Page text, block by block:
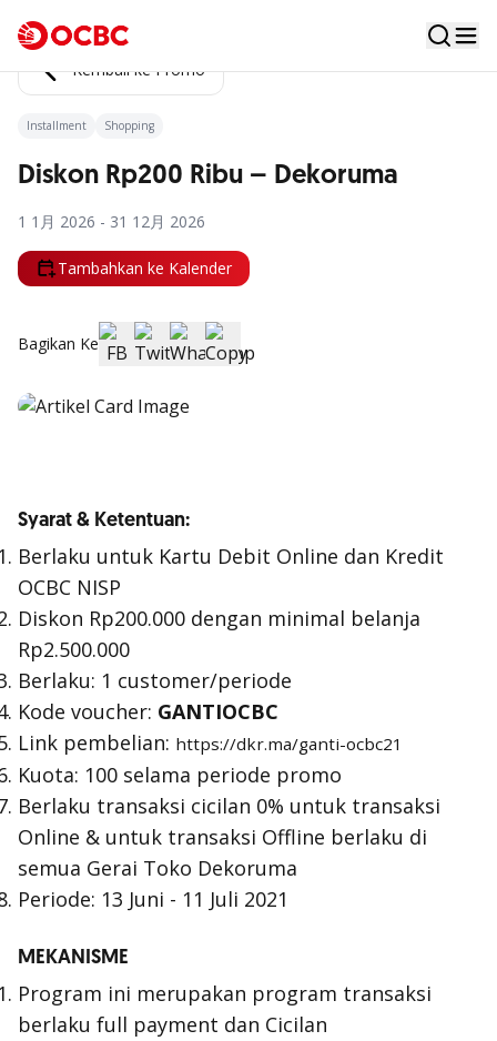
Kembali ke Promo
Installment Shopping
Diskon Rp200 Ribu – Dekoruma
1 1月 2026 - 31 12月 2026
Tambahkan ke Kalender
Bagikan Ke
Syarat & Ketentuan:
Berlaku untuk Kartu Debit Online dan Kredit
OCBC NISP
Diskon Rp200.000 dengan minimal belanja
Rp2.500.000
Berlaku: 1 customer/periode
Kode voucher: GANTIOCBC
Link pembelian: https://dkr.ma/ganti-ocbc21
Kuota: 100 selama periode promo
Berlaku transaksi cicilan 0% untuk transaksi
Online & untuk transaksi Offline berlaku di
semua Gerai Toko Dekoruma
Periode: 13 Juni - 11 Juli 2021
MEKANISME
Program ini merupakan program transaksi
berlaku full payment dan Cicilan